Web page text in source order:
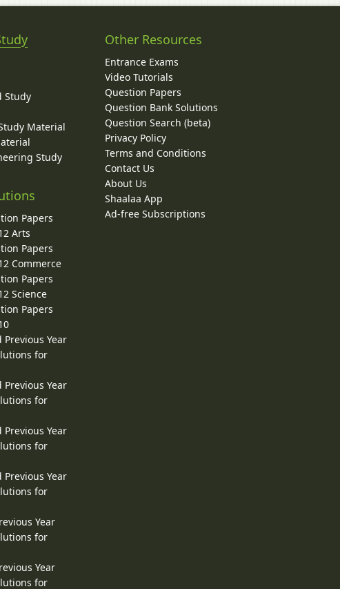
Study
Material
Study
Papers
Arts
Papers
Commerce
Papers
Science
Papers
Year
for
Year
for
Year
for
Year
for
Year
for
Year
for
Other Resources
Entrance Exams
Video Tutorials
Question Papers
Question Bank Solutions
Question Search (beta)
Privacy Policy
Terms and Conditions
Contact Us
About Us
Shaalaa App
Ad-free Subscriptions